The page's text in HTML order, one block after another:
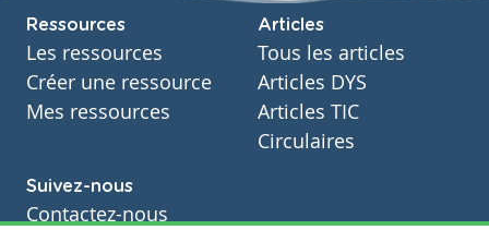
Ressources
Les ressources
Créer une ressource
Mes ressources
Articles
Tous les articles
Articles DYS
Articles TIC
Circulaires
Suivez-nous
Contactez-nous